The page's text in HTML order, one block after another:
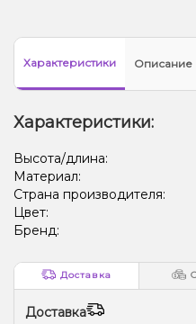
Характеристики Описание
Характеристики:
Высота/длина:
Материал:
Страна производителя:
Цвет:
Бренд:
Доставка
Доставка